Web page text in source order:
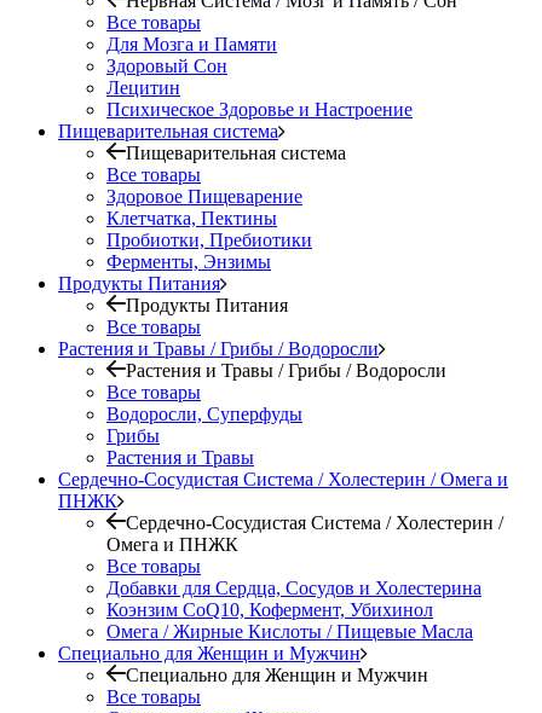
Все товары
Для Мозга и Памяти
Здоровый Сон
Лецитин
Психическое Здоровье и Настроение
Пищеварительная система
Пищеварительная система
Все товары
Здоровое Пищеварение
Клетчатка, Пектины
Пробиотки, Пребиотики
Ферменты, Энзимы
Продукты Питания
Продукты Питания
Все товары
Растения и Травы / Грибы / Водоросли
Растения и Травы / Грибы / Водоросли
Все товары
Водоросли, Суперфуды
Грибы
Растения и Травы
Сердечно-Сосудистая Система / Холестерин / Омега и
ПНЖК
Сердечно-Сосудистая Система / Холестерин /
Омега и ПНЖК
Все товары
Добавки для Сердца, Сосудов и Холестерина
Коэнзим CoQ10, Кофермент, Убихинол
Омега / Жирные Кислоты / Пищевые Масла
Специально для Женщин и Мужчин
Специально для Женщин и Мужчин
Все товары